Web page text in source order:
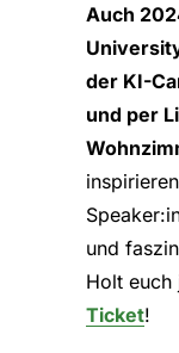
Auch
der KI-
und per
und
Holt euch
Ticket!